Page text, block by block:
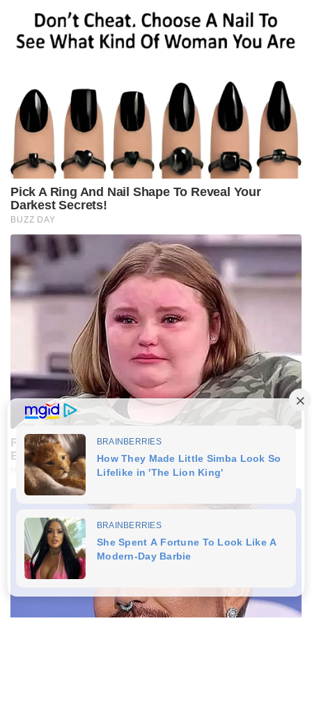
Pick A Ring And Nail Shape To Reveal Your
Darkest Secrets!
BUZZ DAY
Remember Honey Boo Boo? Better To Sit Down
Before You See Her Now
HABERION